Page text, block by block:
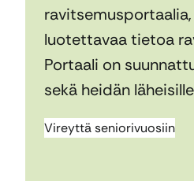
luotettavaa tietoa
Portaali on
sekä heidän
Vireyttä seniorivuosiin